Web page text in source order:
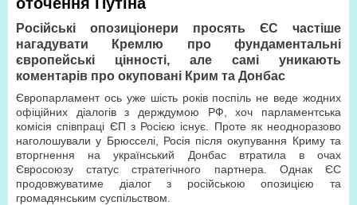
Російські опозиціонери просять ЄС частіше
нагадувати Кремлю про фундаментальні
європейські цінності, але самі уникають
коментарів про окуповані Крим та Донбас
Європарламент ось уже шість років поспіль не веде жодних
офіційних діалогів з держдумою РФ, хоч парламентська
комісія співпраці ЄП з Росією існує. Проте як неодноразово
наголошували у Брюсселі, Росія після окупування Криму та
вторгнення на український Донбас втратила в очах
Євросоюзу статус стратегічного партнера. Однак ЄС
продовжуватиме діалог з російською опозицією та
громадянським суспільством.